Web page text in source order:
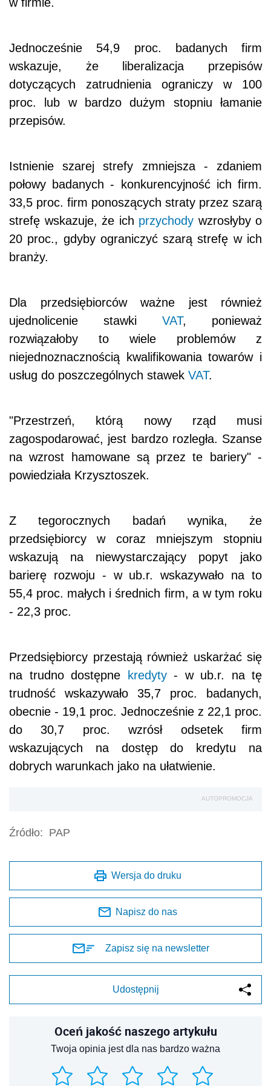
w firmie.
Jednocześnie 54,9 proc. badanych firm
wskazuje, że liberalizacja przepisów
dotyczących zatrudnienia ograniczy w 100
proc. lub w bardzo dużym stopniu łamanie
przepisów.
Istnienie szarej strefy zmniejsza - zdaniem
połowy badanych - konkurencyjność ich firm.
33,5 proc. firm ponoszących straty przez szarą
strefę wskazuje, że ich przychody wzrosłyby o
20 proc., gdyby ograniczyć szarą strefę w ich
branży.
Dla przedsiębiorców ważne jest również
ujednolicenie stawki VAT, ponieważ
rozwiązałoby to wiele problemów z
niejednoznacznością kwalifikowania towarów i
usług do poszczególnych stawek VAT.
"Przestrzeń, którą nowy rząd musi
zagospodarować, jest bardzo rozległa. Szanse
na wzrost hamowane są przez te bariery" -
powiedziała Krzysztoszek.
Z tegorocznych badań wynika, że
przedsiębiorcy w coraz mniejszym stopniu
wskazują na niewystarczający popyt jako
barierę rozwoju - w ub.r. wskazywało na to
55,4 proc. małych i średnich firm, a w tym roku
- 22,3 proc.
Przedsiębiorcy przestają również uskarżać się
na trudno dostępne
kredyty- w ub.r. na tę
trudność wskazywało 35,7 proc. badanych,
obecnie - 19,1 proc. Jednocześnie z 22,1 proc.
do 30,7 proc. wzrósł odsetek firm
wskazujących na dostęp do kredytu na
dobrych warunkach jako na ułatwienie.
AUTOPROMOCJA
Źródło: PAP
Wersja do druku
Napisz do nas
Zapisz się na newsletter
Udostępnij
Oceń jakość naszego artykułu
Twoja opinia jest dla nas bardzo ważna